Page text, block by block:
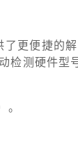
更便捷的
检测硬件型